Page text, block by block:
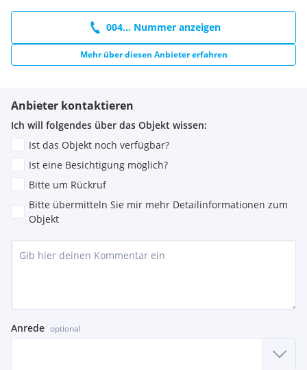
004... Nummer anzeigen
Mehr über diesen Anbieter erfahren
Anbieter kontaktieren
Ich will folgendes über das Objekt wissen:
Ist das Objekt noch verfügbar?
Ist eine Besichtigung möglich?
Bitte um Rückruf
Bitte übermitteln Sie mir mehr Detailinformationen zum
Objekt
Anrede optional